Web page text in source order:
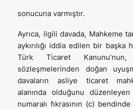
sonucuna varmıştır.
Ayrıca, ilgili davada, Mahkeme
aykırılığı iddia edilen bir başka
Türk Ticaret
sözleşmelerinden doğan
davaların asliye ticaret
alanında olduğunu
numaralı fıkrasının (c)